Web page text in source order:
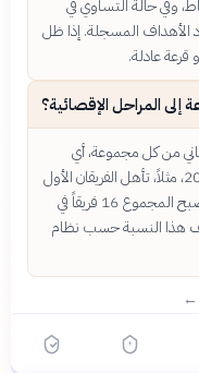
وفي حالة التساوي في
الأهداف المسجلة. إذا ظل
عادلة.
المراحل الإقصائية؟
من كل مجموعة، أي
50% من فرق المجموعة. في كأس العالم 2022، مثلاً، تأهل الفريقان الأول
والثاني من كل مجموعة من 8 مجموعات، ليصبح المجموع 16 فريقاً في
يختلف هذا النسبة حسب نظام